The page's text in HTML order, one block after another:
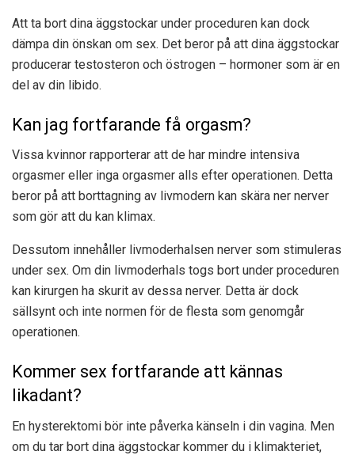
Att ta bort dina äggstockar under proceduren kan dock
dämpa din önskan om sex. Det beror på att dina äggstockar
producerar testosteron och östrogen – hormoner som är en
del av din libido.
Kan jag fortfarande få orgasm?
Vissa kvinnor rapporterar att de har mindre intensiva
orgasmer eller inga orgasmer alls efter operationen. Detta
beror på att borttagning av livmodern kan skära ner nerver
som gör att du kan klimax.
Dessutom innehåller livmoderhalsen nerver som stimuleras
under sex. Om din livmoderhals togs bort under proceduren
kan kirurgen ha skurit av dessa nerver. Detta är dock
sällsynt och inte normen för de flesta som genomgår
operationen.
Kommer sex fortfarande att kännas
likadant?
En hysterektomi bör inte påverka känseln i din vagina. Men
om du tar bort dina äggstockar kommer du i klimakteriet,